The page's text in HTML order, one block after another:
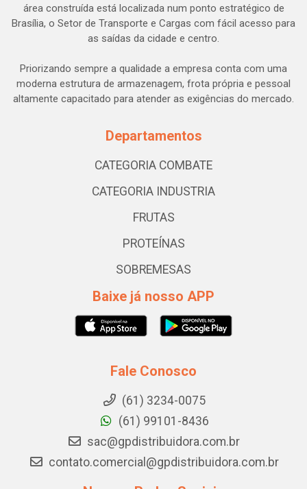
área construída está localizada num ponto estratégico de
Brasília, o Setor de Transporte e Cargas com fácil acesso para
as saídas da cidade e centro.
Priorizando sempre a qualidade a empresa conta com uma
moderna estrutura de armazenagem, frota própria e pessoal
altamente capacitado para atender as exigências do mercado.
Departamentos
CATEGORIA COMBATE
CATEGORIA INDUSTRIA
FRUTAS
PROTEÍNAS
SOBREMESAS
Baixe já nosso APP
Fale Conosco
(61) 3234-0075
(61) 99101-8436
sac@gpdistribuidora.com.br
contato.comercial@gpdistribuidora.com.br